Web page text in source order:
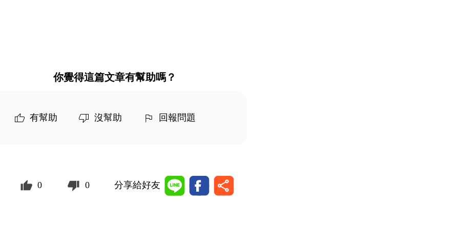
你覺得這篇文章有幫助嗎？
有幫助 沒幫助 回報問題
0 0 分享給好友